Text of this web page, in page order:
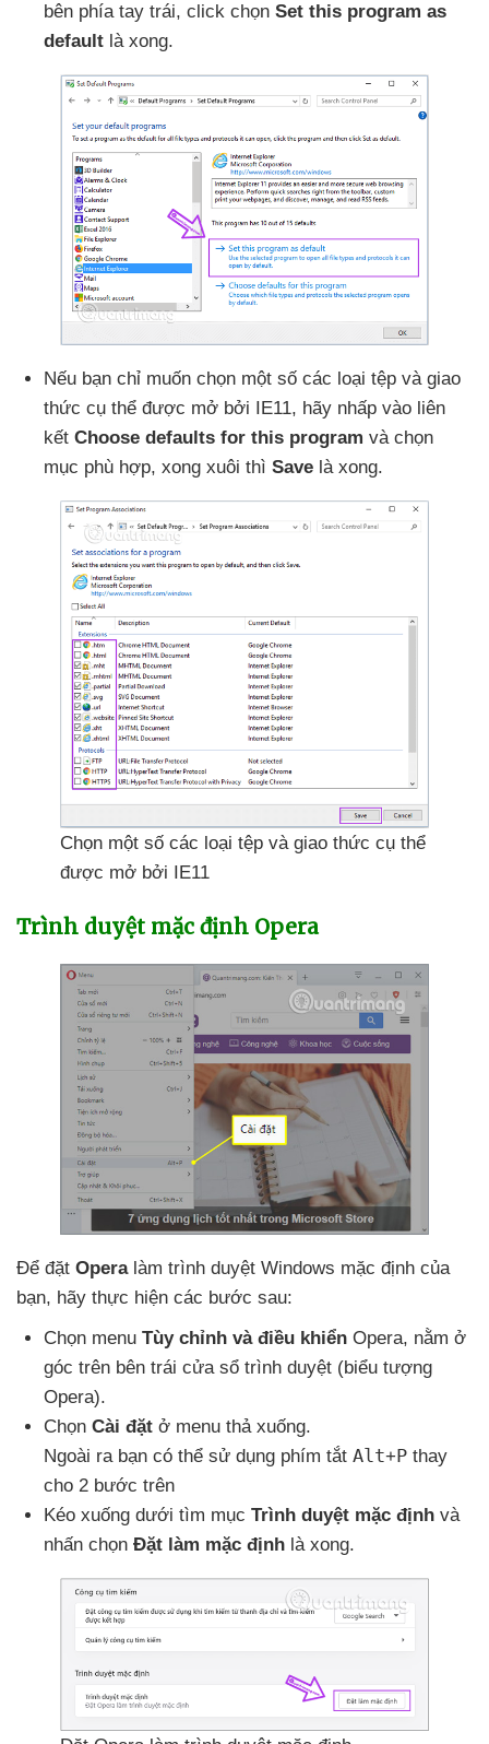
bên phía tay trái, click chọn Set this program as
default là xong.
Nếu bạn chỉ muốn chọn một số các loại tệp và giao
thức cụ thể được mở bởi IE11, hãy nhấp vào liên
kết Choose defaults for this program và chọn
mục phù hợp, xong xuôi thì Save là xong.
Chọn một số các loại tệp và giao thức cụ thể
được mở bởi IE11
Trình duyệt mặc định Opera
Để đặt Operalàm trình duyệt Windows mặc định của
bạn, hãy thực hiện các bước sau:
Chọn menu Tùy chỉnh và điều khiển Opera, nằm ở
góc trên bên trái cửa sổ trình duyệt (biểu tượng
Opera).
Chọn Cài đặt ở menu thả xuống.
Ngoài ra bạn có thể sử dụng phím tắt Alt+P thay
cho 2 bước trên
Kéo xuống dưới tìm mục Trình duyệt mặc định và
nhấn chọn Đặt làm mặc định là xong.